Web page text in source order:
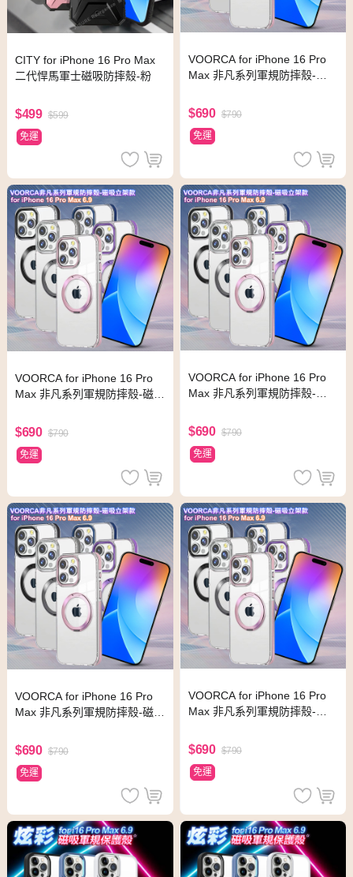
CITY for iPhone 16 Pro Max
二代悍馬軍士磁吸防摔殼-粉
$499 $599
免運
VOORCA for iPhone 16 Pro
Max 非凡系列軍規防摔殼-磁
$690 $790
免運
VOORCA for iPhone 16 Pro
Max 非凡系列軍規防摔殼-磁吸
$690 $790
免運
VOORCA for iPhone 16 Pro
Max 非凡系列軍規防摔殼-磁
$690 $790
免運
VOORCA for iPhone 16 Pro
Max 非凡系列軍規防摔殼-磁吸
$690 $790
免運
VOORCA for iPhone 16 Pro
Max 非凡系列軍規防摔殼-磁
$690 $790
免運